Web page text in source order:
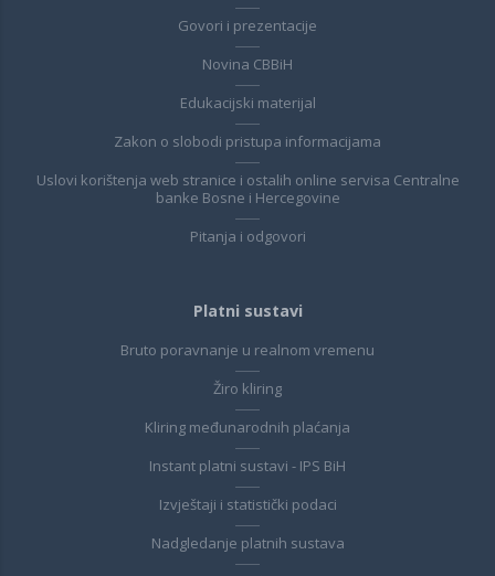
Govori i prezentacije
Novina CBBiH
Edukacijski materijal
Zakon o slobodi pristupa informacijama
Uslovi korištenja web stranice i ostalih online servisa Centralne
banke Bosne i Hercegovine
Pitanja i odgovori
Platni sustavi
Bruto poravnanje u realnom vremenu
Žiro kliring
Kliring međunarodnih plaćanja
Instant platni sustavi - IPS BiH
Izvještaji i statistički podaci
Nadgledanje platnih sustava